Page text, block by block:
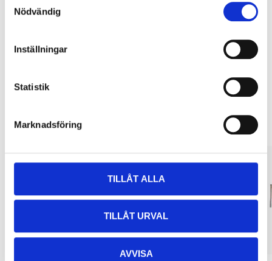
Nödvändig
Inställningar
Statistik
Marknadsföring
TILLÅT ALLA
TILLÅT URVAL
AVVISA
Pay & Collect in your local store within 2 hours! For more information
Other customers also bought